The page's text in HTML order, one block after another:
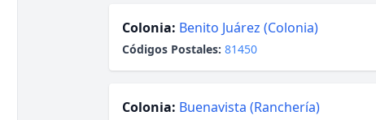
Colonia: Benito Juárez (Colonia)
Códigos Postales: 81450
Colonia: Buenavista (Ranchería)